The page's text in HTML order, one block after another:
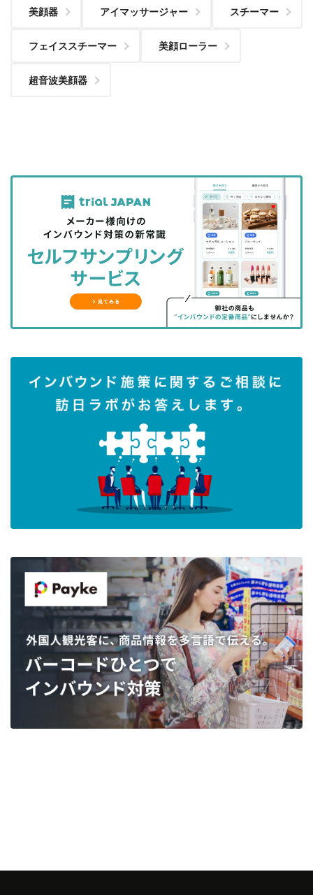
美顔器 アイマッサージャー スチーマー
フェイススチーマー 美顔ローラー
超音波美顔器